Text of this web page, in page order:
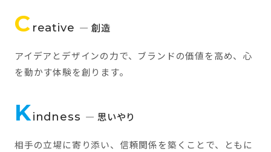
C reative — 創造
アイデアとデザインの力で、ブランドの価値を高め、心
を動かす体験を創ります。
Kindness — 思いやり
相手の立場に寄り添い、信頼関係を築くことで、ともに